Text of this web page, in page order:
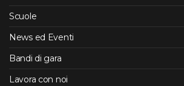
Scuole
News ed Eventi
Bandi di gara
Lavora con noi